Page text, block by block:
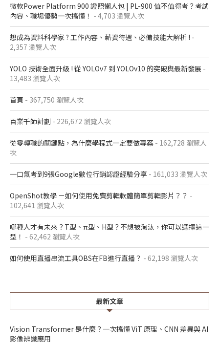
微軟Power Platform 900​ 證照懶人包​ | PL-900 值不值得考？考試
內容、職場優勢一次搞懂​！ - 4,703 瀏覽人次
想成為資料科學家 ? 工作內容、薪資待遇、必備技能大解析 ! -
2,357 瀏覽人次
YOLO 技術全面升級 ! 從 YOLOv7 到 YOLOv10 的突破與最新發展 -
13,483 瀏覽人次
首頁 - 367,750 瀏覽人次
百業千師計劃 - 226,672 瀏覽人次
從零轉職的關鍵點，為什麼學程式一定要做專案 - 162,728 瀏覽人
次
一口氣考到9張Google數位行銷認證經驗分享 - 161,033 瀏覽人次
OpenShot教學 －如何使用免費剪輯軟體簡單剪輯影片？？ -
102,641 瀏覽人次
哪種人才有未來？T型、π型、H型？不想被淘汰，你可以選擇這一
型！ - 62,462 瀏覽人次
如何使用直播串流工具OBS在FB進行直播？ - 62,198 瀏覽人次
最新文章
Vision Transformer 是什麼？一次搞懂 ViT 原理、CNN 差異與 AI
影像辨識應用